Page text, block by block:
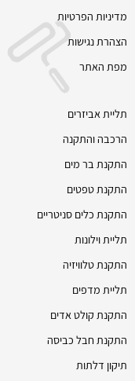
מדיניות הפרטיות
הצהרת נגישות
מפת האתר
תליית אביזרים
הרכבה והתקנה
התקנת בר מים
התקנת טפטים
התקנת כלים סניטריים
תליית וילונות
התקנת טלוויזיה
תליית מדפים
התקנת קולט אדים
התקנת חבל כביסה
תיקון דלתות